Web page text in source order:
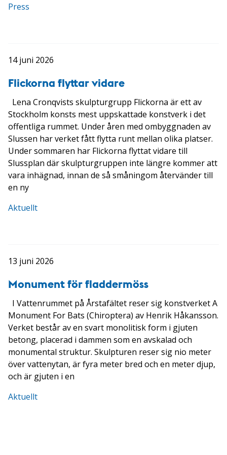
Press
14 juni 2026
Flickorna flyttar vidare
Lena Cronqvists skulpturgrupp Flickorna är ett av
Stockholm konsts mest uppskattade konstverk i det
offentliga rummet. Under åren med ombyggnaden av
Slussen har verket fått flytta runt mellan olika platser.
Under sommaren har Flickorna flyttat vidare till
Slussplan där skulpturgruppen inte längre kommer att
vara inhägnad, innan de så småningom återvänder till
en ny
Aktuellt
13 juni 2026
Monument för fladdermöss
I Vattenrummet på Årstafältet reser sig konstverket A
Monument For Bats (Chiroptera) av Henrik Håkansson.
Verket består av en svart monolitisk form i gjuten
betong, placerad i dammen som en avskalad och
monumental struktur. Skulpturen reser sig nio meter
över vattenytan, är fyra meter bred och en meter djup,
och är gjuten i en
Aktuellt